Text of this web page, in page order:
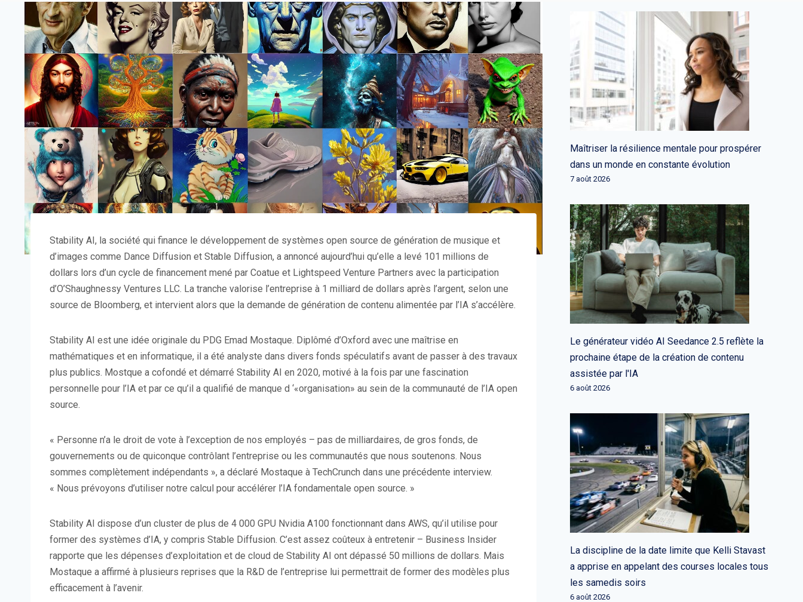
Stability AI, la société qui finance le développement de systèmes open source de génération de musique et
d’images comme Dance Diffusion et Stable Diffusion, a annoncé aujourd’hui qu’elle a levé 101 millions de
dollars lors d’un cycle de financement mené par Coatue et Lightspeed Venture Partners avec la participation
d’O’Shaughnessy Ventures LLC. La tranche valorise l’entreprise à 1 milliard de dollars après l’argent, selon une
source de Bloomberg, et intervient alors que la demande de génération de contenu alimentée par l’IA s’accélère.
Stability AI est une idée originale du PDG Emad Mostaque. Diplômé d’Oxford avec une maîtrise en
mathématiques et en informatique, il a été analyste dans divers fonds spéculatifs avant de passer à des travaux
plus publics. Mostque a cofondé et démarré Stability AI en 2020, motivé à la fois par une fascination
personnelle pour l’IA et par ce qu’il a qualifié de manque d ‘«organisation» au sein de la communauté de l’IA open
source.
« Personne n’a le droit de vote à l’exception de nos employés – pas de milliardaires, de gros fonds, de
gouvernements ou de quiconque contrôlant l’entreprise ou les communautés que nous soutenons. Nous
sommes complètement indépendants », a déclaré Mostaque à TechCrunch dans une précédente interview.
« Nous prévoyons d’utiliser notre calcul pour accélérer l’IA fondamentale open source. »
Stability AI dispose d’un cluster de plus de 4 000 GPU Nvidia A100 fonctionnant dans AWS, qu’il utilise pour
former des systèmes d’IA, y compris Stable Diffusion. C’est assez coûteux à entretenir – Business Insider
rapporte que les dépenses d’exploitation et de cloud de Stability AI ont dépassé 50 millions de dollars. Mais
Mostaque a affirmé à plusieurs reprises que la R&D de l’entreprise lui permettrait de former des modèles plus
efficacement à l’avenir.
Maîtriser la résilience mentale pour prospérer
dans un monde en constante évolution
7 août 2026
Le générateur vidéo AI Seedance 2.5 reflète la
prochaine étape de la création de contenu
assistée par l'IA
6 août 2026
La discipline de la date limite que Kelli Stavast
a apprise en appelant des courses locales tous
les samedis soirs
6 août 2026